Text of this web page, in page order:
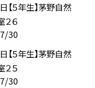
【５年生】茅野自然
２６
30
【５年生】茅野自然
２５
30